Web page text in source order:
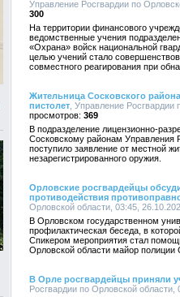
Управление Росгвардии по
300
На территории финансового
ведомственные учения
«Охрана» войск национальной
целью учений стало
совместного реагирования при
Жительница Сосковского
пистолет , Управление
369
В подразделение лицензионно-
Сосковскому районам Управления
поступило заявление от местной
незарегистрированного оружия.
Орловские росгвардейцы
противодействия
Орловской области, 03:45,
В Орловском государственном
профилактическая беседа, в
Спикером мероприятия стал
Орловской области майор полиции
В Орле росгвардейцы приняли
Росгвардии по Орловской области,